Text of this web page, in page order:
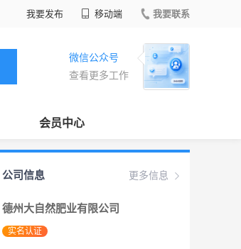
我要发布 移动端 我要联系
微信公众号
查看更多工作
会员中心
更多信息
公司信息
德州大自然肥业有限公司
实名认证